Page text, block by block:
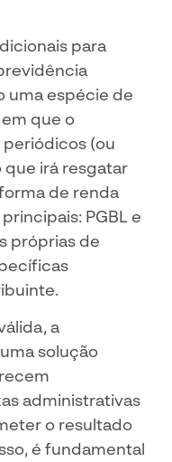
para
uma espécie de
que o
(ou
irá resgatar
de renda
PGBL e
próprias de
a
solução
administrativas
o resultado
é fundamental